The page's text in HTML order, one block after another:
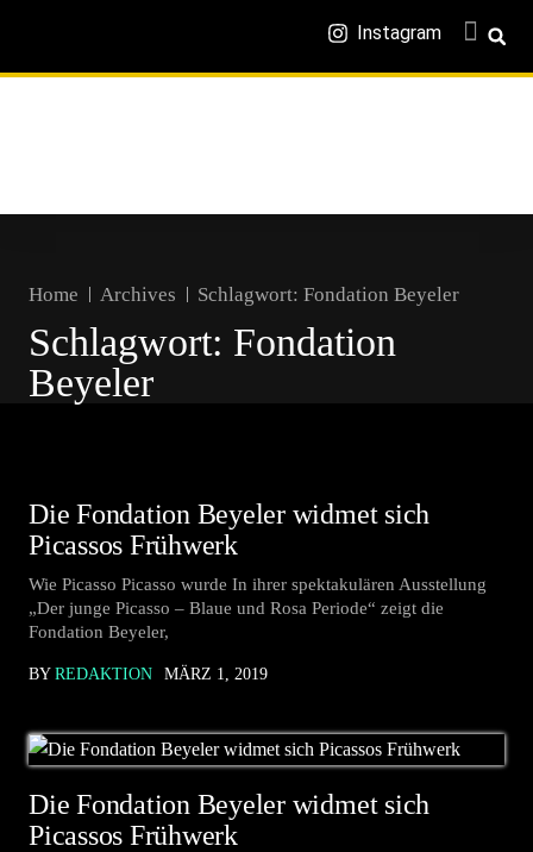
Instagram
Home Archives Schlagwort: Fondation Beyeler
Schlagwort: Fondation
Beyeler
Die Fondation Beyeler widmet sich
Picassos Frühwerk
Wie Picasso Picasso wurde In ihrer spektakulären Ausstellung
„Der junge Picasso – Blaue und Rosa Periode“ zeigt die
Fondation Beyeler,
BY REDAKTION MÄRZ 1, 2019
Die Fondation Beyeler widmet sich
Picassos Frühwerk